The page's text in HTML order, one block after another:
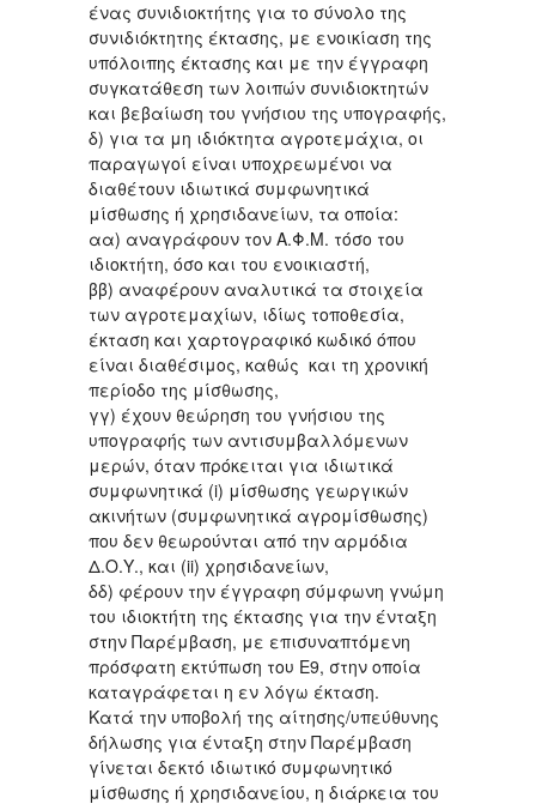
ένας συνιδιοκτήτης για το σύνολο της
συνιδιόκτητης έκτασης, με ενοικίαση της
υπόλοιπης έκτασης και με την έγγραφη
συγκατάθεση των λοιπών συνιδιοκτητών
και βεβαίωση του γνήσιου της υπογραφής,
δ) για τα μη ιδιόκτητα αγροτεμάχια, οι
παραγωγοί είναι υποχρεωμένοι να
διαθέτουν ιδιωτικά συμφωνητικά
μίσθωσης ή χρησιδανείων, τα οποία:
αα) αναγράφουν τον Α.Φ.Μ. τόσο του
ιδιοκτήτη, όσο και του ενοικιαστή,
ββ) αναφέρουν αναλυτικά τα στοιχεία
των αγροτεμαχίων, ιδίως τοποθεσία,
έκταση και χαρτογραφικό κωδικό όπου
είναι διαθέσιμος, καθώς και τη χρονική
περίοδο της μίσθωσης,
γγ) έχουν θεώρηση του γνήσιου της
υπογραφής των αντισυμβαλλόμενων
μερών, όταν πρόκειται για ιδιωτικά
συμφωνητικά (i) μίσθωσης γεωργικών
ακινήτων (συμφωνητικά αγρομίσθωσης)
που δεν θεωρούνται από την αρμόδια
Δ.Ο.Υ., και (ii) χρησιδανείων,
δδ) φέρουν την έγγραφη σύμφωνη γνώμη
του ιδιοκτήτη της έκτασης για την ένταξη
στην Παρέμβαση, με επισυναπτόμενη
πρόσφατη εκτύπωση του Ε9, στην οποία
καταγράφεται η εν λόγω έκταση.
Κατά την υποβολή της αίτησης/υπεύθυνης
δήλωσης για ένταξη στην Παρέμβαση
γίνεται δεκτό ιδιωτικό συμφωνητικό
μίσθωσης ή χρησιδανείου, η διάρκεια του